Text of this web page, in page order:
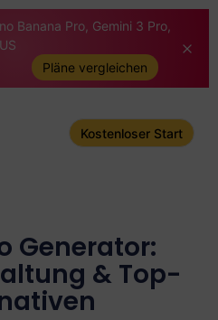
Banana Pro, Gemini 3 Pro,
Pläne vergleichen
Kostenloser Start
Generator:
& Top-